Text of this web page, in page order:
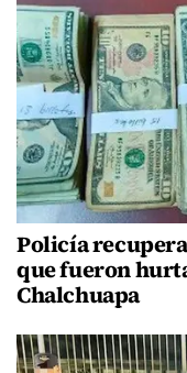
Policía
que fueron
Chalchuapa